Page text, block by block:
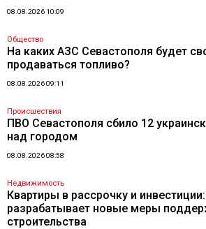
08.08.2026 10:09
Общество
На каких АЗС Севастополя будет
продаваться топливо?
08.08.2026 09:11
Происшествия
ПВО Севастополя сбило 12
над городом
08.08.2026 08:58
Недвижимость
Квартиры в рассрочку и
разрабатывает новые меры
строительства